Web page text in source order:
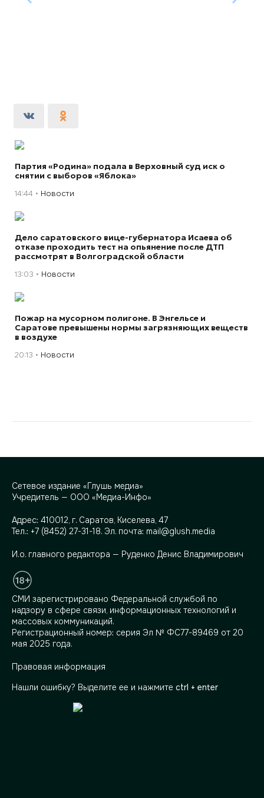
Партия «Родина» подала в Верховный суд иск о
снятии с выборов «Яблока»
14:44 Новости
Дело саратовского вице-губернатора Исаева об
отказе проходить тест на опьянение после ДТП
рассмотрят в Волгоградской области
13:03 Новости
Пожар на мусорном полигоне. В Энгельсе и
Саратове превышены нормы загрязняющих веществ
в воздухе
20:13 Новости
Сетевое издание «Глушь медиа»
Учредитель — ООО «Медиа-Инфо»
Адрес: 410012, г. Саратов, Киселева, 47
Тел.: +7 (8452) 27-31-18. Эл. почта: mail@glush.media
И.о. главного редактора — Руденко Денис Владимирович
СМИ зарегистрировано Федеральной службой по
надзору в сфере связи, информационных технологий и
массовых коммуникаций.
Регистрационный номер: серия Эл № ФС77-89469 от 20
мая 2025 года.
Правовая информация
Нашли ошибку? Выделите ее и нажмите ctrl + enter